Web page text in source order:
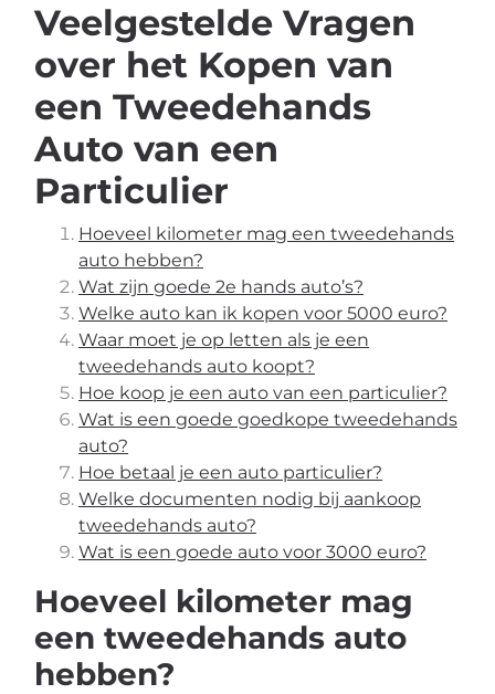
Veelgestelde Vragen
over het Kopen van
een Tweedehands
Auto van een
Particulier
Hoeveel kilometer mag een tweedehands
auto hebben?
Wat zijn goede 2e hands auto’s?
Welke auto kan ik kopen voor 5000 euro?
Waar moet je op letten als je een
tweedehands auto koopt?
Hoe koop je een auto van een particulier?
Wat is een goede goedkope tweedehands
auto?
Hoe betaal je een auto particulier?
Welke documenten nodig bij aankoop
tweedehands auto?
Wat is een goede auto voor 3000 euro?
Hoeveel kilometer mag
een tweedehands auto
hebben?